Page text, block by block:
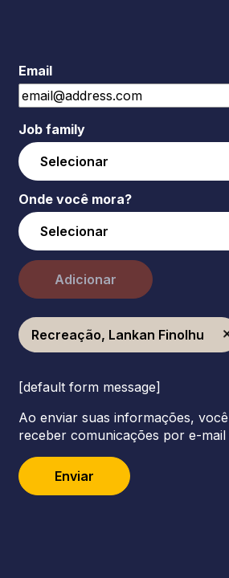
Email
Job family
Onde você mora?
Adicionar
Recreação, Lankan Finolhu
[default form message]
Ao enviar suas informações,
receber comunicações por e-mail
Enviar